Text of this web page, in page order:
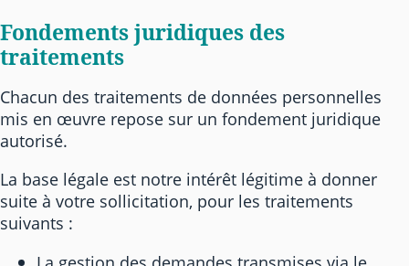
Fondements juridiques des
traitements
Chacun des traitements de données personnelles
mis en œuvre repose sur un fondement juridique
autorisé.
La base légale est notre intérêt légitime à donner
suite à votre sollicitation, pour les traitements
suivants :